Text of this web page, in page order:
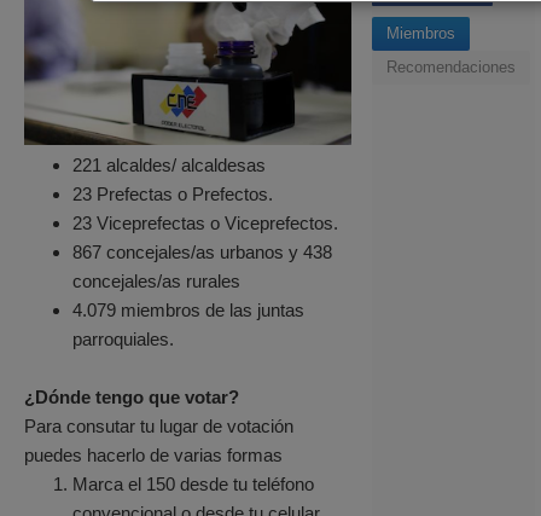
221 alcaldes/ alcaldesas
23 Prefectas o Prefectos.
23 Viceprefectas o Viceprefectos.
867 concejales/as urbanos y 438
concejales/as rurales
4.079 miembros de las juntas
parroquiales.
¿Dónde tengo que votar?
Para consutar tu lugar de votación
puedes hacerlo de varias formas
Marca el 150 desde tu teléfono
Miembros
Recomendaciones